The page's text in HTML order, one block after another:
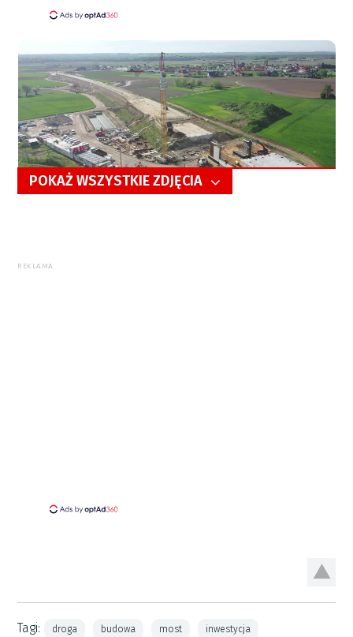
POKAŻ WSZYSTKIE ZDJĘCIA
REKLAMA
Tagi: droga budowa most inwestycja